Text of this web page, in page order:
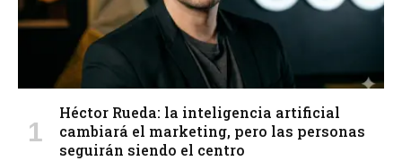
Héctor Rueda: la inteligencia artificial
cambiará el marketing, pero las personas
seguirán siendo el centro